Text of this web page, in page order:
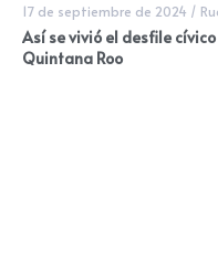
17 de septiembre de 2024 /
Así se vivió el desfile
Quintana Roo